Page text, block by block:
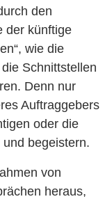
den
der künftige
wie die
Schnittstellen
Denn nur
Auftraggebers
oder die
begeistern.
von
heraus,